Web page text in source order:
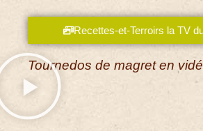
Recettes-et-Terroirs la TV
Tournedos de magret en